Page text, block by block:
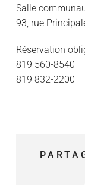
Salle
93, rue
Réservation
819 560-8540
819 832-2200